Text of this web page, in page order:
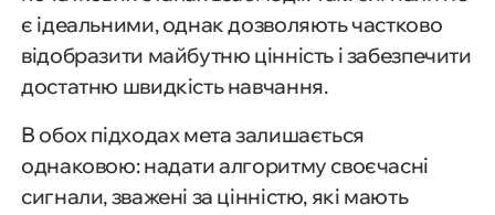
є ідеальними, однак дозволяють частково
відобразити майбутню цінність і забезпечити
достатню швидкість навчання.
В обох підходах мета залишається
однаковою: надати алгоритму своєчасні
сигнали, зважені за цінністю, які мають